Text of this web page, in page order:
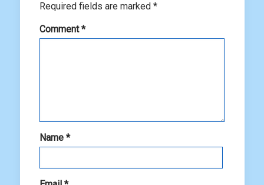
Required fields are marked *
Comment*
Name *